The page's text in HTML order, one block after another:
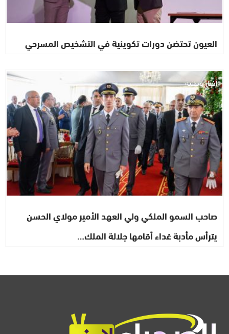
العيون تحتضن دورات تكوينية في التشخيص المسرحي
أخبار وطنية
صاحب السمو الملكي ولي العهد الأمير مولاي الحسن
يترأس مأدبة غداء أقامها جلالة الملك…